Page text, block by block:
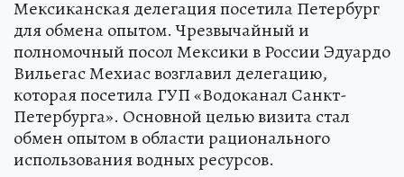
Мексиканская делегация посетила Петербург
для обмена опытом. Чрезвычайный и
полномочный посол Мексики в России Эдуардо
Вильегас Мехиас возглавил делегацию,
которая посетила ГУП «Водоканал Санкт-
Петербурга». Основной целью визита стал
обмен опытом в области рационального
использования водных ресурсов.